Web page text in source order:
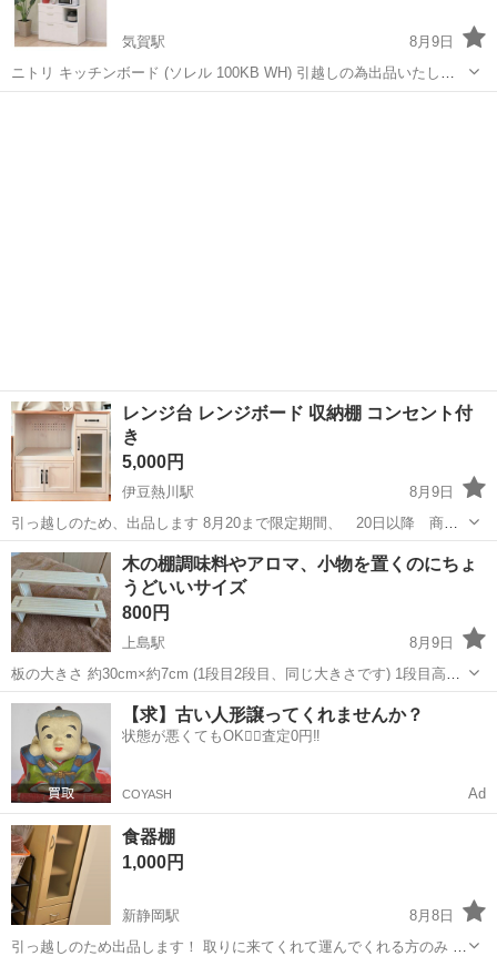
気賀駅
8月9日
ニトリ キッチンボード (ソレル 100KB WH) 引越しの為出品いたしま
す。 取りに来られる方限定です。 静岡県浜松市になります。 使用期
レンジ台 レンジボード 収納棚 コンセント付
き
5,000円
伊豆熱川駅
8月9日
引っ越しのため、出品します 8月20まで限定期間、 20日以降 商品
は削除します 半年で使用しました とても綺麗に状態です 傷などはな
いです 購入価格は34900円 食器棚 レンジ台 完成品 ロータイ...
静岡 賀茂郡 伊豆熱川駅 レンジ
木の棚調味料やアロマ、小物を置くのにちょ
うどいいサイズ
800円
上島駅
8月9日
板の大きさ 約30cm×約7cm (1段目2段目、同じ大きさです) 1段目高さ
約7cm 2段目高さ約13cm 1年弱の使用なので、とてもキレイですが、
中古品をご理解の上、ご検討下さいませ。 お渡し場所は、 杏林堂姫街
道店...
静岡 浜松市 上島駅 収納家具
【求】古い人形譲ってくれませんか？
状態が悪くてもOK🙆‍♀️査定0円‼️
COYASH Ad
食器棚
1,000円
新静岡駅
8月8日
引っ越しのため出品します！ 取りに来てくれて運んでくれる方のみ お